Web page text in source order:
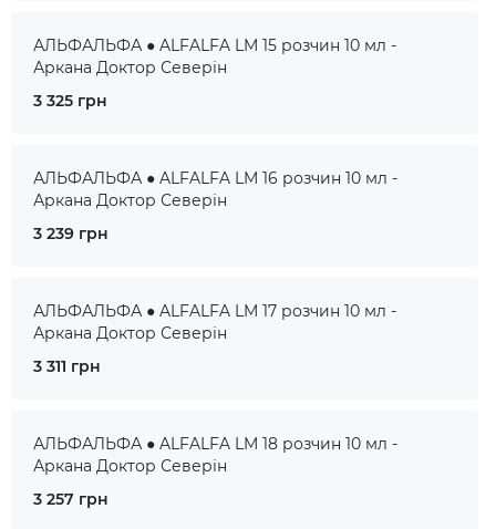
АЛЬФАЛЬФА ● ALFALFA LM 15 розчин 10 мл -
Аркана Доктор Северін
3 325 грн
АЛЬФАЛЬФА ● ALFALFA LM 16 розчин 10 мл -
Аркана Доктор Северін
3 239 грн
АЛЬФАЛЬФА ● ALFALFA LM 17 розчин 10 мл -
Аркана Доктор Северін
3 311 грн
АЛЬФАЛЬФА ● ALFALFA LM 18 розчин 10 мл -
Аркана Доктор Северін
3 257 грн